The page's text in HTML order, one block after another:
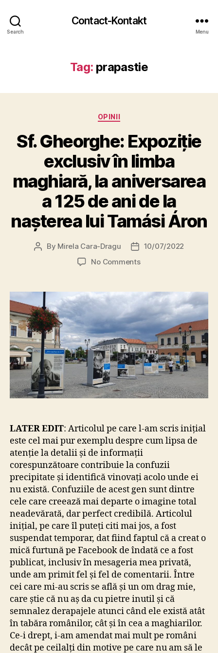
Search
Contact-Kontakt
Menu
Tag: prapastie
Categories
OPINII
Sf. Gheorghe: Expoziție
exclusiv în limba
maghiară, la aniversarea
a 125 de ani de la
nașterea lui Tamási Áron
Post
By Mirela Cara-Dragu
Post10/07/2022
No Commentson
Expoziție
exclusiv
limba
maghiară,
la
aniversarea
a
125
de
ani
nașterea
lui Tamási
Áron
LATER EDIT: Articolul pe care l-am scris inițial
este cel mai pur exemplu despre cum lipsa de
atenție la detalii și de informații
corespunzătoare contribuie la confuzii
precipitate și identifică vinovați acolo unde ei
nu există. Confuziile de acest gen sunt dintre
cele care creează mai departe o imagine total
neadevărată, dar perfect credibilă. Articolul
inițial, pe care îl puteți citi mai jos, a fost
suspendat temporar, dat fiind faptul că a creat o
mică furtună pe Facebook de îndată ce a fost
publicat, inclusiv în mesageria mea privată,
unde am primit fel și fel de comentarii. Între
cei care mi-au scris se află și un om drag mie,
care știe că nu aș da cu pietre inutil și că
semnalez derapajele atunci când ele există atât
în tabăra românilor, cât și în cea a maghiarilor.
Ce-i drept, i-am amendat mai mult pe români
decât pe ceilalți din motive pe care nu am să le